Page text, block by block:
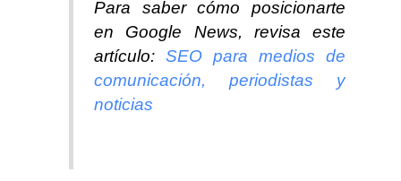
Para saber cómo posicionarte
en Google News, revisa este
artículo:SEO para medios de
comunicación, periodistas y
noticias